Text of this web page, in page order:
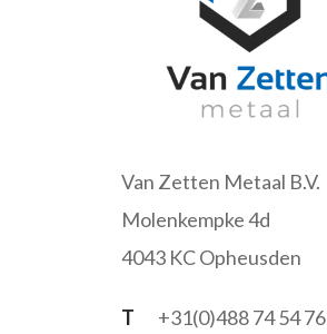
Van Zetten Metaal B.V.
Molenkempke 4d
4043 KC Opheusden
T
+31(0)488 74 54 76